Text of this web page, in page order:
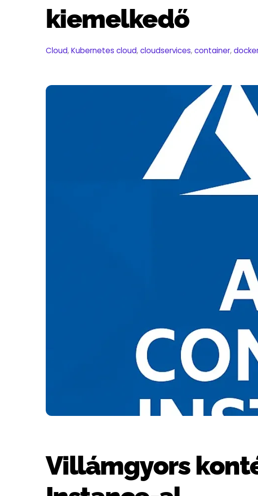
kiemelkedő
Cloud,Kubernetes cloud,cloudservices,container,
Villámgyors